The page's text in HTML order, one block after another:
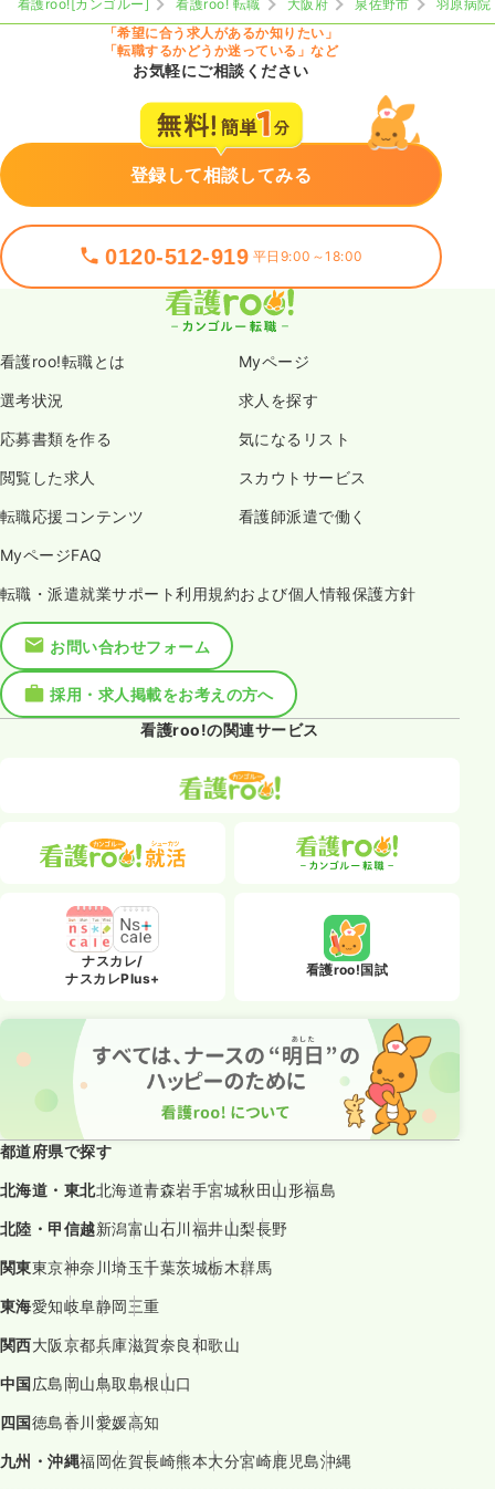
看護roo![カンゴルー] 看護roo! 転職 大阪府 泉佐野市
羽原病院
「希望に合う求人があるか知りたい」
「転職するかどうか迷っている」など
お気軽にご相談ください
登録して相談してみる
0120-512-919 平日9:00～18:00
看護roo!転職とは Myページ
選考状況 求人を探す
応募書類を作る 気になるリスト
閲覧した求人 スカウトサービス
転職応援コンテンツ 看護師派遣で働く
MyページFAQ
転職・派遣就業サポート利用規約および個人情報保護方針
お問い合わせフォーム
採用・求人掲載をお考えの方へ
看護roo!の関連サービス
ナスカレ/
ナスカレPlus+
看護roo!国試
都道府県で探す
北海道・東北北海道青森岩手宮城秋田山形福島
北陸・甲信越新潟富山石川福井山梨長野
関東東京神奈川埼玉千葉茨城栃木群馬
東海愛知岐阜静岡三重
関西大阪京都兵庫滋賀奈良和歌山
中国広島岡山鳥取島根山口
四国徳島香川愛媛高知
九州・沖縄福岡佐賀長崎熊本大分宮崎鹿児島沖縄